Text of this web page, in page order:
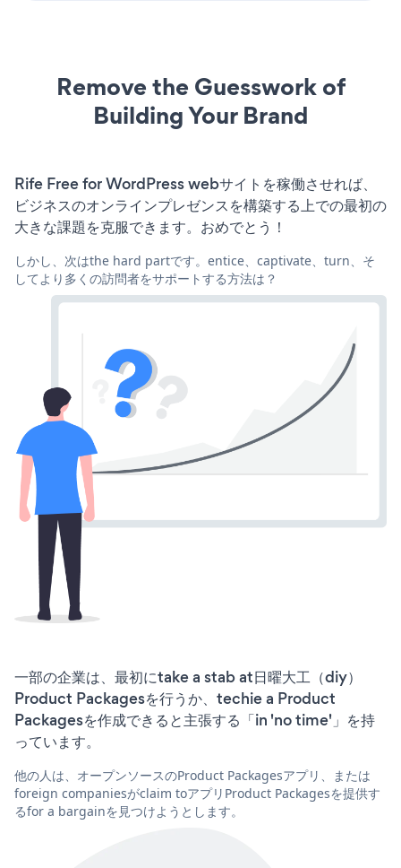
Remove the Guesswork of
Building Your Brand
Rife Free for WordPress webサイトを稼働させれば、
ビジネスのオンラインプレゼンスを構築する上での最初の
大きな課題を克服できます。おめでとう！
しかし、次はthe hard partです。entice、captivate、turn、そ
してより多くの訪問者をサポートする方法は？
一部の企業は、最初にtake a stab at日曜大工（diy）
Product Packagesを行うか、techie a Product
Packagesを作成できると主張する「in 'no time'」を持
っています。
他の人は、オープンソースのProduct Packagesアプリ、または
foreign companiesがclaim toアプリProduct Packagesを提供す
るfor a bargainを見つけようとします。